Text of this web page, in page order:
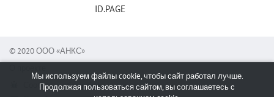
ID.PAGE
© 2020 ООО «АНКС»
Сообщить об ошибке
Мы используем файлы cookie, чтобы сайт работал лучше.
Продолжая пользоваться сайтом, вы соглашаетесь с